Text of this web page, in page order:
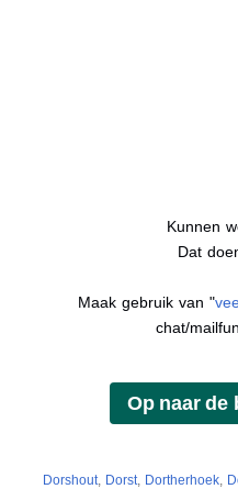
Kunnen
Dat
Maak gebruik van "
chat/
Dorshout, Dorst, Dortherhoek,